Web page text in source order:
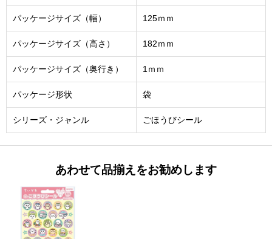
パッケージサイズ（幅） 125ｍｍ
パッケージサイズ（高さ） 182ｍｍ
パッケージサイズ（奥行き） 1ｍｍ
パッケージ形状 袋
シリーズ・ジャンル ごほうびシール
あわせて品揃えをお勧めします